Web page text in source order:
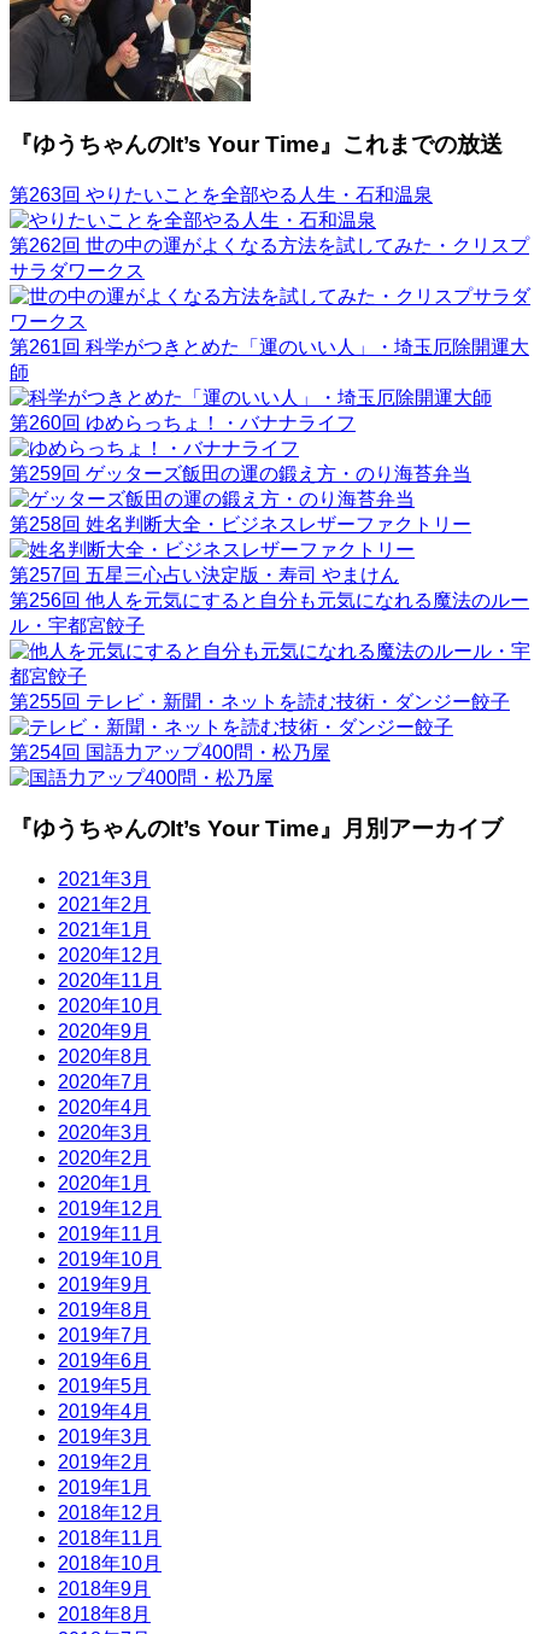
『ゆうちゃんのIt’s Your Time』これまでの放送
第263回 やりたいことを全部やる人生・石和温泉
第262回 世の中の運がよくなる方法を試してみた・クリスプ
サラダワークス
第261回 科学がつきとめた「運のいい人」・埼玉厄除開運大
師
第260回 ゆめらっちょ！・バナナライフ
第259回 ゲッターズ飯田の運の鍛え方・のり海苔弁当
第258回 姓名判断大全・ビジネスレザーファクトリー
第257回 五星三心占い決定版・寿司 やまけん
第256回 他人を元気にすると自分も元気になれる魔法のルー
ル・宇都宮餃子
第255回 テレビ・新聞・ネットを読む技術・ダンジー餃子
第254回 国語力アップ400問・松乃屋
『ゆうちゃんのIt’s Your Time』月別アーカイブ
2021年3月
2021年2月
2021年1月
2020年12月
2020年11月
2020年10月
2020年9月
2020年8月
2020年7月
2020年4月
2020年3月
2020年2月
2020年1月
2019年12月
2019年11月
2019年10月
2019年9月
2019年8月
2019年7月
2019年6月
2019年5月
2019年4月
2019年3月
2019年2月
2019年1月
2018年12月
2018年11月
2018年10月
2018年9月
2018年8月